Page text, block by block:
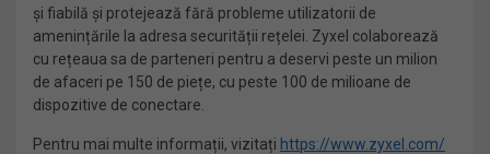
și fiabilă și protejează fără probleme utilizatorii de
amenințările la adresa securității rețelei. Zyxel colaborează
cu rețeaua sa de parteneri pentru a deservi peste un milion
de afaceri pe 150 de piețe, cu peste 100 de milioane de
dispozitive de conectare.
Pentru mai multe informații, vizitați https://www.zyxel.com/